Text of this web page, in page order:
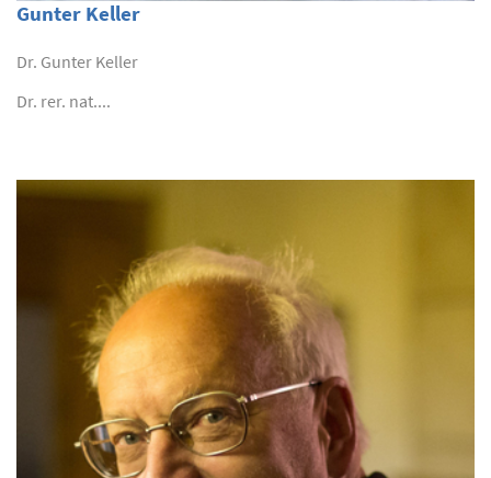
Gunter Keller
Dr. Gunter Keller
Dr. rer. nat....